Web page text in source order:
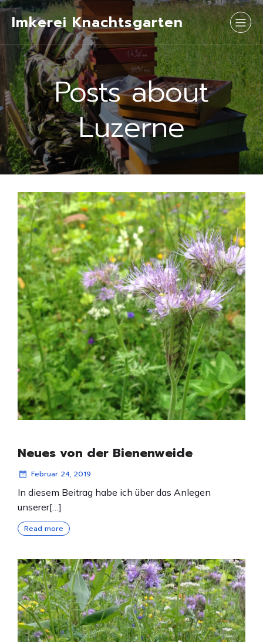
Imkerei Knachtsgarten
Posts about
Luzerne
Neues von der Bienenweide
Februar 24, 2019
In diesem Beitrag habe ich über das Anlegen
unserer[…]
Read more